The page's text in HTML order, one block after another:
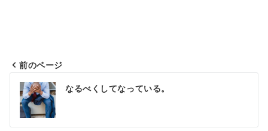
投
稿
ナ
前のページ
なるべくしてなっている。